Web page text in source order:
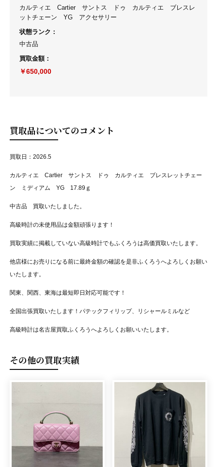
カルティエ Cartier サントス ドゥ カルティエ ブレスレ
ットチェーン YG アクセサリー
状態ランク ：
中古品
買取金額：
￥650,000
買取品についてのコメント
買取日：2026.5
カルティエ Cartier サントス ドゥ カルティエ ブレスレットチェー
ン ミディアム YG 17.89ｇ
中古品 買取いたしました。
高級時計の未使用品は金額頑張ります！
買取実績に掲載していない高級時計でもふくろうは高価買取いたします。
他店様にお売りになる前に最終金額の確認を是非ふくろうへよろしくお願い
いたします。
関東、関西、東海は最短即日対応可能です！
全国出張買取いたします！パテックフィリップ、リシャールミルなど
高級時計は名古屋買取ふくろうへよろしくお願いいたします。
その他の買取実績